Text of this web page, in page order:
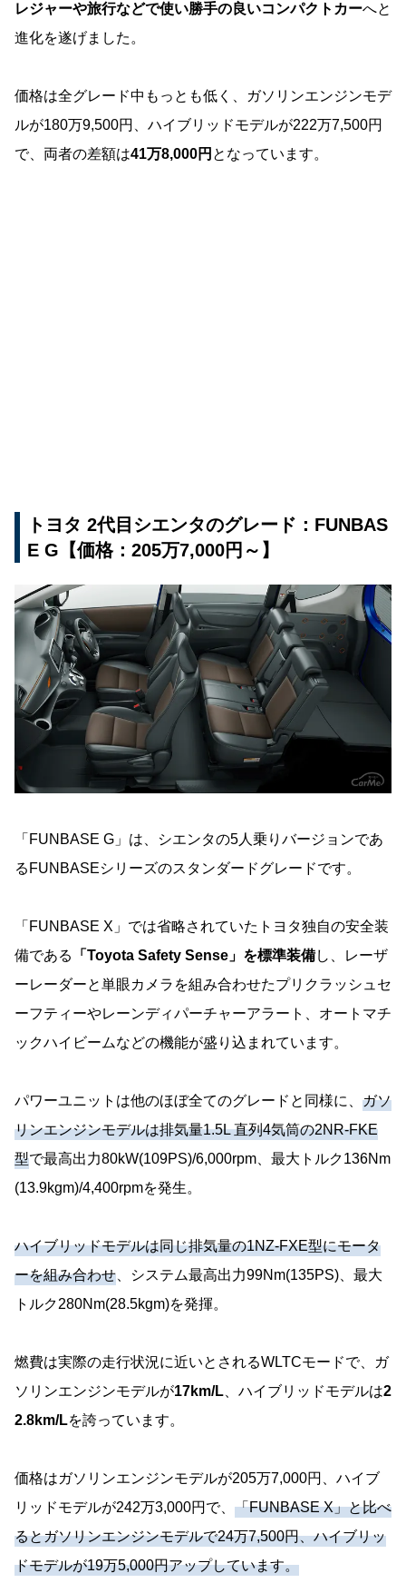
レジャーや旅行などで使い勝手の良いコンパクトカーへと
進化を遂げました。
価格は全グレード中もっとも低く、ガソリンエンジンモデ
ルが180万9,500円、ハイブリッドモデルが222万7,500円
で、両者の差額は41万8,000円 となっています。
トヨタ 2代目シエンタのグレード：FUNBAS
E G【価格：205万7,000円～】
「FUNBASE G」は、シエンタの5人乗りバージョンであ
るFUNBASEシリーズのスタンダードグレードです。
「FUNBASE X」では省略されていたトヨタ独自の安全装
備である
「Toyota Safety Sense」を標準装備し、レーザ
ーレーダーと単眼カメラを組み合わせたプリクラッシュセ
ーフティーやレーンディパーチャーアラート、オートマチ
ックハイビームなどの機能が盛り込まれています。
パワーユニットは他のほぼ全てのグレードと同様に、 ガソ
リンエンジンモデルは排気量1.5L 直列4気筒の2NR-FKE
型で最高出力80kW(109PS)/6,000rpm、最大トルク136Nm
(13.9kgm)/4,400rpmを発生。
ハイブリッドモデルは同じ排気量の1NZ-FXE型にモータ
ーを組み合わせ 、システム最高出力99Nm(135PS)、最大
トルク280Nm(28.5kgm)を発揮。
燃費は実際の走行状況に近いとされるWLTCモードで、ガ
ソリンエンジンモデルが17km/L 、ハイブリッドモデルは2
2.8km/Lを誇っています。
価格はガソリンエンジンモデルが205万7,000円、ハイブ
リッドモデルが242万3,000円で、 「FUNBASE X」と比べ
るとガソリンエンジンモデルで24万7,500円、ハイブリッ
ドモデルが19万5,000円アップしています。